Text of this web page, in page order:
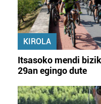
KIROLA
Itsasoko mendi
29an egingo dute